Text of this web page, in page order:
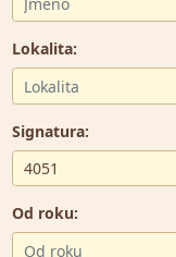
Lokalita:
Signatura:
Od roku: